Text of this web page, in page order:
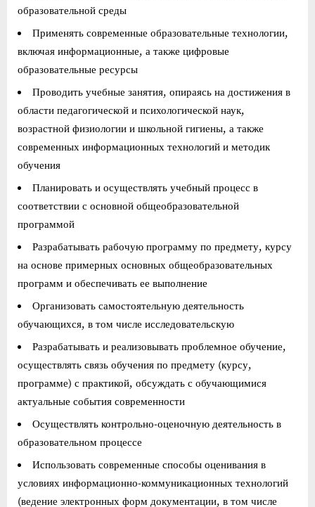
образовательной среды
Применять современные образовательные технологии,
включая информационные, а также цифровые
образовательные ресурсы
Проводить учебные занятия, опираясь на достижения в
области педагогической и психологической наук,
возрастной физиологии и школьной гигиены, а также
современных информационных технологий и методик
обучения
Планировать и осуществлять учебный процесс в
соответствии с основной общеобразовательной
программой
Разрабатывать рабочую программу по предмету, курсу
на основе примерных основных общеобразовательных
программ и обеспечивать ее выполнение
Организовать самостоятельную деятельность
обучающихся, в том числе исследовательскую
Разрабатывать и реализовывать проблемное обучение,
осуществлять связь обучения по предмету (курсу,
программе) с практикой, обсуждать с обучающимися
актуальные события современности
Осуществлять контрольно-оценочную деятельность в
образовательном процессе
Использовать современные способы оценивания в
условиях информационно-коммуникационных технологий
(ведение электронных форм документации, в том числе